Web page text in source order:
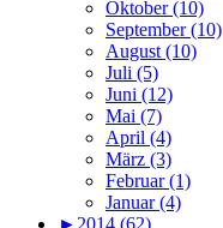
Oktober (10)
September (10)
August (10)
Juli (5)
Juni (12)
Mai (7)
April (4)
März (3)
Februar (1)
Januar (4)